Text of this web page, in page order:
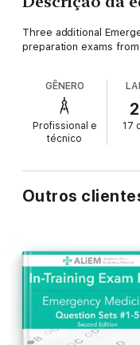
Three additional
preparation exams
GÊNERO
Profissional e
técnico
17
Outros